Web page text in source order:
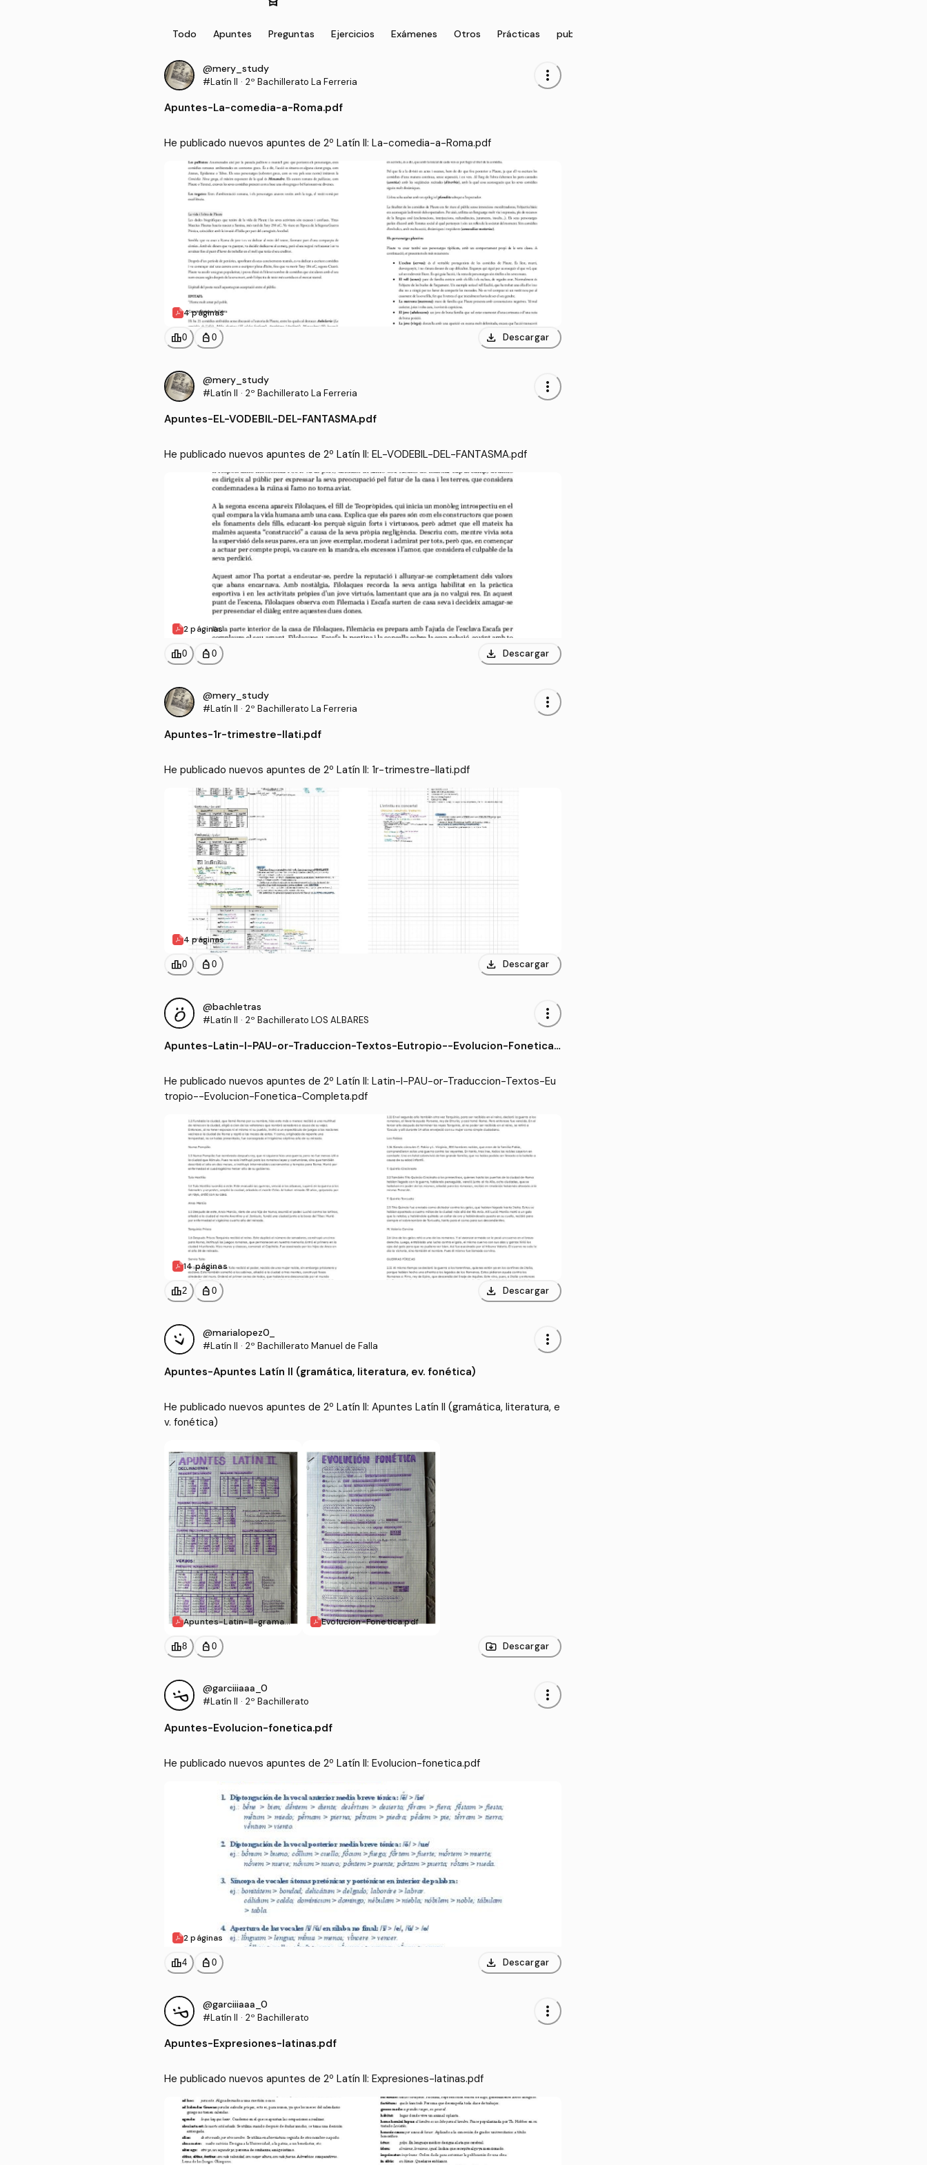
Todo Apuntes Preguntas Ejercicios Exámenes Otros Prácticas publication
@mery_study
#Latín II · 2º Bachillerato La Ferreria more_vert
Apuntes-La-comedia-a-Roma.pdf
He publicado nuevos apuntes de 2º Latín II: La-comedia-a-Roma.pdf
4 páginas
leaderboard0 personal_bag 0 download Descargar
@mery_study
#Latín II · 2º Bachillerato La Ferreria more_vert
Apuntes-EL-VODEBIL-DEL-FANTASMA.pdf
He publicado nuevos apuntes de 2º Latín II: EL-VODEBIL-DEL-FANTASMA.pdf
2 páginas
leaderboard0 personal_bag 0 download Descargar
@mery_study
#Latín II · 2º Bachillerato La Ferreria more_vert
Apuntes-1r-trimestre-llati.pdf
He publicado nuevos apuntes de 2º Latín II: 1r-trimestre-llati.pdf
4 páginas
leaderboard0 personal_bag 0 download Descargar
@bachletras
#Latín II · 2º Bachillerato LOS ALBARES more_vert
Apuntes-Latin-I-PAU-or-Traduccion-Textos-Eutropio--Evolucion-Fonetica-
He publicado nuevos apuntes de 2º Latín II: Latin-I-PAU-or-Traduccion-Textos-Eu
tropio--Evolucion-Fonetica-Completa.pdf
14 páginas
leaderboard2 personal_bag 0 download Descargar
@marialopez0_
#Latín II · 2º Bachillerato Manuel de Falla more_vert
Apuntes-Apuntes Latín II (gramática, literatura, ev. fonética)
He publicado nuevos apuntes de 2º Latín II: Apuntes Latín II (gramática, literatura, e
v. fonética)
Apuntes-Latin-II-gramati
a.pdf
Evolucion-Fonetica.pdf
leaderboard8 personal_bag 0 Descargar
@garciiiaaa_0
#Latín II · 2º Bachillerato more_vert
Apuntes-Evolucion-fonetica.pdf
He publicado nuevos apuntes de 2º Latín II: Evolucion-fonetica.pdf
2 páginas
leaderboard4 personal_bag 0 download Descargar
@garciiiaaa_0
#Latín II · 2º Bachillerato more_vert
Apuntes-Expresiones-latinas.pdf
He publicado nuevos apuntes de 2º Latín II: Expresiones-latinas.pdf